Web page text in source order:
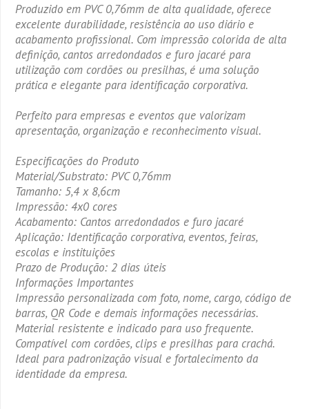
Produzido em PVC 0,76mm de alta qualidade, oferece
excelente durabilidade, resistência ao uso diário e
acabamento profissional. Com impressão colorida de alta
definição, cantos arredondados e furo jacaré para
utilização com cordões ou presilhas, é uma solução
prática e elegante para identificação corporativa.
Perfeito para empresas e eventos que valorizam
apresentação, organização e reconhecimento visual.
Especificações do Produto
Material/Substrato: PVC 0,76mm
Tamanho: 5,4 x 8,6cm
Impressão: 4x0 cores
Acabamento: Cantos arredondados e furo jacaré
Aplicação: Identificação corporativa, eventos, feiras,
escolas e instituições
Prazo de Produção: 2 dias úteis
Informações Importantes
Impressão personalizada com foto, nome, cargo, código de
barras, QR Code e demais informações necessárias.
Material resistente e indicado para uso frequente.
Compatível com cordões, clips e presilhas para crachá.
Ideal para padronização visual e fortalecimento da
identidade da empresa.